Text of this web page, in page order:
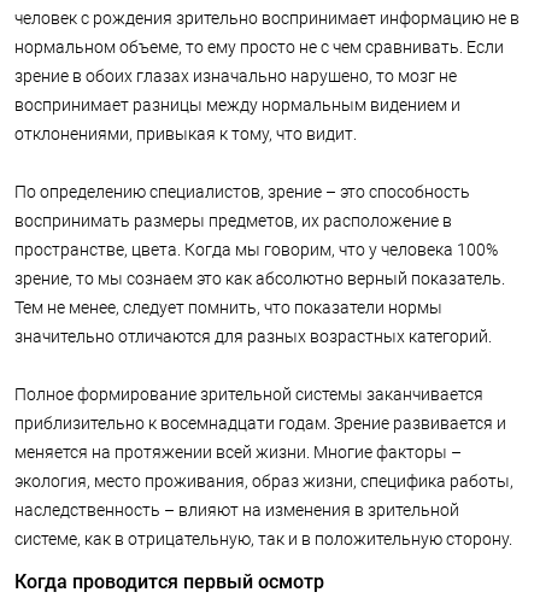
человек с рождения зрительно воспринимает информацию не в
нормальном объеме, то ему просто не с чем сравнивать. Если
зрение в обоих глазах изначально нарушено, то мозг не
воспринимает разницы между нормальным видением и
отклонениями, привыкая к тому, что видит.
По определению специалистов, зрение – это способность
воспринимать размеры предметов, их расположение в
пространстве, цвета. Когда мы говорим, что у человека 100%
зрение, то мы сознаем это как абсолютно верный показатель.
Тем не менее, следует помнить, что показатели нормы
значительно отличаются для разных возрастных категорий.
Полное формирование зрительной системы заканчивается
приблизительно к восемнадцати годам. Зрение развивается и
меняется на протяжении всей жизни. Многие факторы –
экология, место проживания, образ жизни, специфика работы,
наследственность – влияют на изменения в зрительной
системе, как в отрицательную, так и в положительную сторону.
Когда проводится первый осмотр